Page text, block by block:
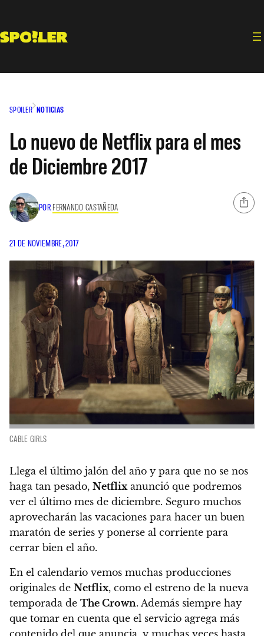
contenido
SPOILER NOTICIAS
Lo nuevo de Netflix para el mes
de Diciembre 2017
POR FERNANDO CASTAÑEDA
21 DE NOVIEMBRE, 2017
CABLE GIRLS
Llega el último jalón del año y para que no se nos
haga tan pesado, Netflix anunció que podremos
ver el último mes de diciembre. Seguro muchos
aprovecharán las vacaciones para hacer un buen
maratón de series y ponerse al corriente para
cerrar bien el año.
En el calendario vemos muchas producciones
originales de Netflix, como el estreno de la nueva
temporada de The Crown. Además siempre hay
que tomar en cuenta que el servicio agrega más
contenido del que anuncia, y muchas veces hasta